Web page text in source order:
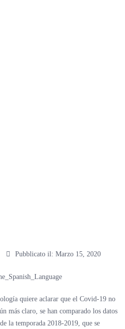
Pubblicato il: Marzo 15, 2020
quiere aclarar que el Covid-19 no
más claro, se han comparado los datos
la temporada 2018-2019, que se